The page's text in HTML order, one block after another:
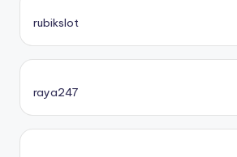
rubikslot
raya247